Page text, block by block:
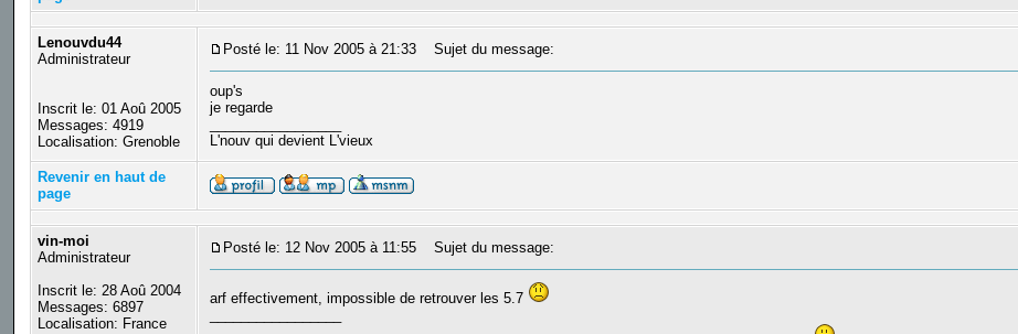
Lenouvdu44
Administrateur
Inscrit le: 01 Aoû 2005
Messages: 4919
Localisation: Grenoble
Posté le: 11 Nov 2005 à 21:33 Sujet du message:
oup's
je regarde
L'nouv qui devient L'vieux
Revenir en haut de
page
vin-moi
Administrateur
Inscrit le: 28 Aoû 2004
Messages: 6897
Localisation: France
Posté le: 12 Nov 2005 à 11:55 Sujet du message:
arf effectivement, impossible de retrouver les 5.7